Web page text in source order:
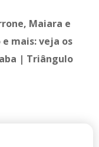
Maiara e
mais: veja os
| Triângulo